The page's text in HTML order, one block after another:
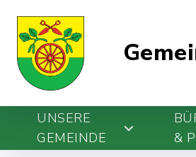
UNSERE
GEMEINDE
&